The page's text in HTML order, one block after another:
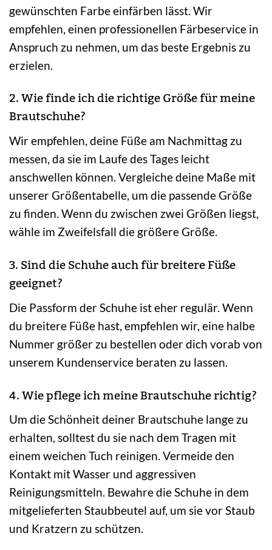
gewünschten Farbe einfärben lässt. Wir
empfehlen, einen professionellen Färbeservice in
Anspruch zu nehmen, um das beste Ergebnis zu
erzielen.
2. Wie finde ich die richtige Größe für meine
Brautschuhe?
Wir empfehlen, deine Füße am Nachmittag zu
messen, da sie im Laufe des Tages leicht
anschwellen können. Vergleiche deine Maße mit
unserer Größentabelle, um die passende Größe
zu finden. Wenn du zwischen zwei Größen liegst,
wähle im Zweifelsfall die größere Größe.
3. Sind die Schuhe auch für breitere Füße
geeignet?
Die Passform der Schuhe ist eher regulär. Wenn
du breitere Füße hast, empfehlen wir, eine halbe
Nummer größer zu bestellen oder dich vorab von
unserem Kundenservice beraten zu lassen.
4. Wie pflege ich meine Brautschuhe richtig?
Um die Schönheit deiner Brautschuhe lange zu
erhalten, solltest du sie nach dem Tragen mit
einem weichen Tuch reinigen. Vermeide den
Kontakt mit Wasser und aggressiven
Reinigungsmitteln. Bewahre die Schuhe in dem
mitgelieferten Staubbeutel auf, um sie vor Staub
und Kratzern zu schützen.